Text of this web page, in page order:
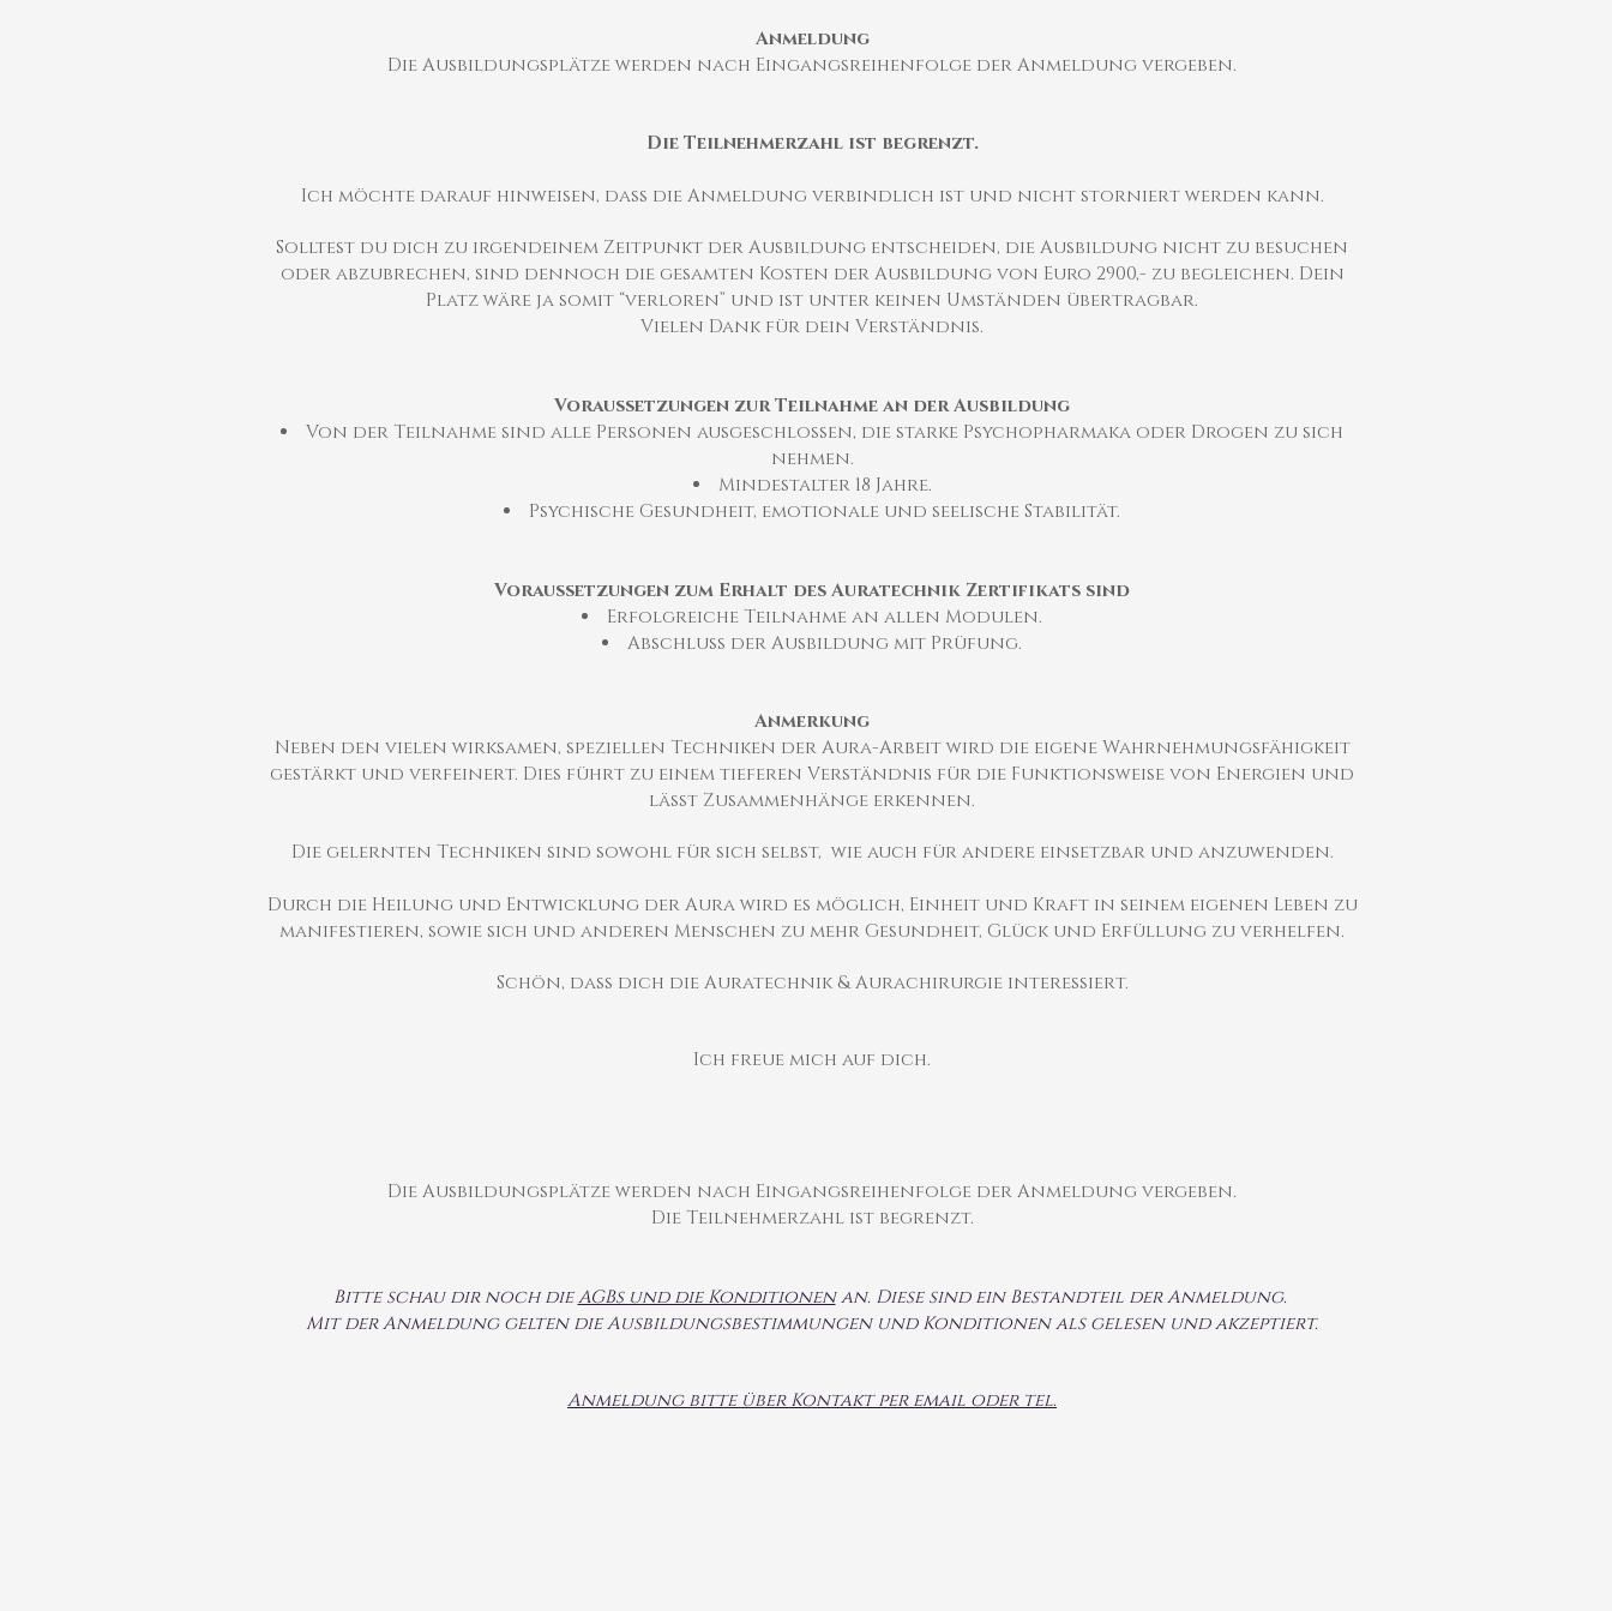
Anmeldung
Die Ausbildungsplätze werden nach Eingangsreihenfolge der Anmeldung vergeben.
Die Teilnehmerzahl ist begrenzt.
Ich möchte darauf hinweisen, dass die Anmeldung verbindlich ist und nicht storniert werden kann.
Solltest du dich zu irgendeinem Zeitpunkt der Ausbildung entscheiden, die Ausbildung nicht zu besuchen
oder abzubrechen, sind dennoch die gesamten Kosten der Ausbildung von Euro 2900,- zu begleichen. Dein
Platz wäre ja somit “verloren” und ist unter keinen Umständen übertragbar.
Vielen Dank für dein Verständnis.
Voraussetzungen zur Teilnahme an der Ausbildung
Von der Teilnahme sind alle Personen ausgeschlossen, die starke Psychopharmaka oder Drogen zu sich
nehmen.
Mindestalter 18 Jahre.
Psychische Gesundheit, emotionale und seelische Stabilität.
Voraussetzungen zum Erhalt des Auratechnik Zertifikats sind
Erfolgreiche Teilnahme an allen Modulen.
Abschluss der Ausbildung mit Prüfung.
Anmerkung
Neben den vielen wirksamen, speziellen Techniken der Aura-Arbeit wird die eigene Wahrnehmungsfähigkeit
gestärkt und verfeinert. Dies führt zu einem tieferen Verständnis für die Funktionsweise von Energien und
lässt Zusammenhänge erkennen.
Die gelernten Techniken sind sowohl für sich selbst, wie auch für andere einsetzbar und anzuwenden.
Durch die Heilung und Entwicklung der Aura wird es möglich, Einheit und Kraft in seinem eigenen Leben zu
manifestieren, sowie sich und anderen Menschen zu mehr Gesundheit, Glück und Erfüllung zu verhelfen.
Schön, dass dich die Auratechnik & Aurachirurgie interessiert.
Ich freue mich auf dich.​
Die Ausbildungsplätze werden nach Eingangsreihenfolge der Anmeldung vergeben.
Die Teilnehmerzahl ist begrenzt.
Bitte schau dir noch dieAGBs und die Konditionenan. Diese sind ein Bestandteil der Anmeldung.
Mit der Anmeldung gelten die Ausbildungsbestimmungen und Konditionen als gelesen und akzeptiert.
Anmeldung bitte über Kontakt per email oder tel.